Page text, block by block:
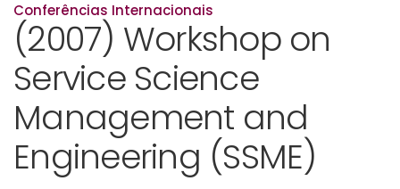
Conferências Internacionais
(2007) Workshop on
Service Science
Management and
Engineering (SSME)